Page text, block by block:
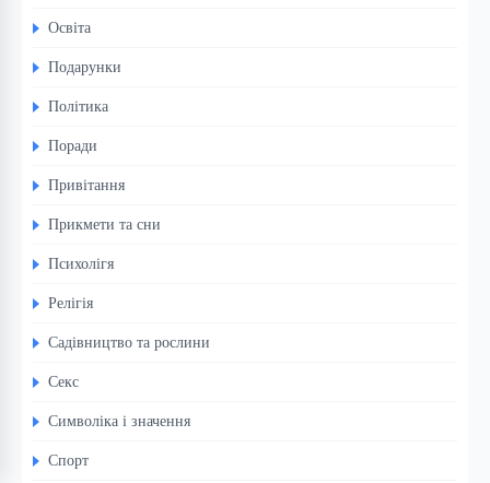
Освіта
Подарунки
Політика
Поради
Привітання
Прикмети та сни
Психолігя
Релігія
Садівництво та рослини
Секс
Символіка і значення
Спорт